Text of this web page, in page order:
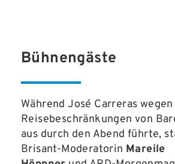
Bühnengäste
Während José Carreras
Reisebeschränkungen von
aus durch den Abend führte,
Brisant-Moderatorin Mareile